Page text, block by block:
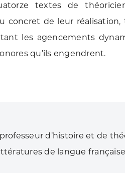
textes de
concret de leur
les agencements
qu’ils engendrent.
d’histoire et de
de langue